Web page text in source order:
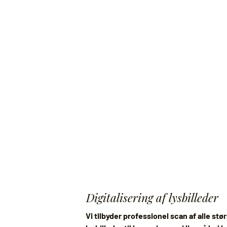
Digitalisering af lysbilleder
Vi tilbyder professionel scan af alle